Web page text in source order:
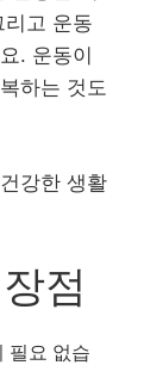
고 운동
. 운동이
하는 것도
강한 생활
점
필요 없습